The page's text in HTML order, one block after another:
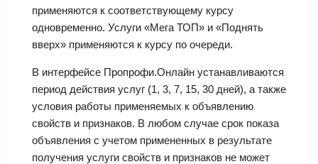
применяются к соответствующему курсу
одновременно. Услуги «Мега ТОП» и «Поднять
вверх» применяются к курсу по очереди.
В интерфейсе Пропрофи.Онлайн устанавливаются
период действия услуг (1, 3, 7, 15, 30 дней), а также
условия работы применяемых к объявлению
свойств и признаков. В любом случае срок показа
объявления с учетом примененных в результате
получения услуги свойств и признаков не может